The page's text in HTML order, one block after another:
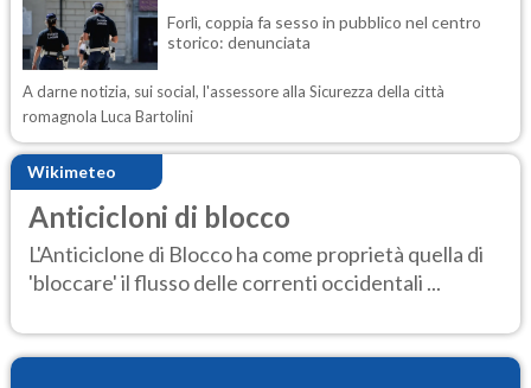
Forlì, coppia fa sesso in pubblico nel centro
storico: denunciata
A darne notizia, sui social, l'assessore alla Sicurezza della città
romagnola Luca Bartolini
Wikimeteo
Anticicloni di blocco
L'Anticiclone di Blocco ha come proprietà quella di
'bloccare' il flusso delle correnti occidentali ...